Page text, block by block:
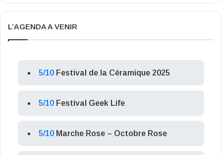
L’AGENDA A VENIR
5/10 Festival de la Céramique 2025
5/10 Festival Geek Life
5/10 Marche Rose – Octobre Rose